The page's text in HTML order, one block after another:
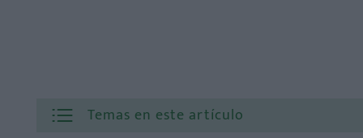
Temas en este artículo